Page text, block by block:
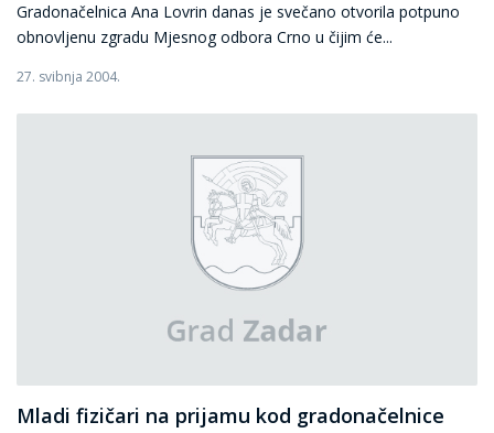
Gradonačelnica Ana Lovrin danas je svečano otvorila potpuno
obnovljenu zgradu Mjesnog odbora Crno u čijim će...
27. svibnja 2004.
Mladi fizičari na prijamu kod gradonačelnice